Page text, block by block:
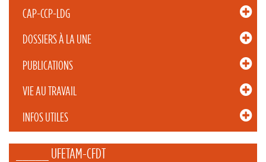
CAP-CCP-LDG
DOSSIERS À LA UNE
PUBLICATIONS
VIE AU TRAVAIL
INFOS UTILES
_____ UFETAM-CFDT